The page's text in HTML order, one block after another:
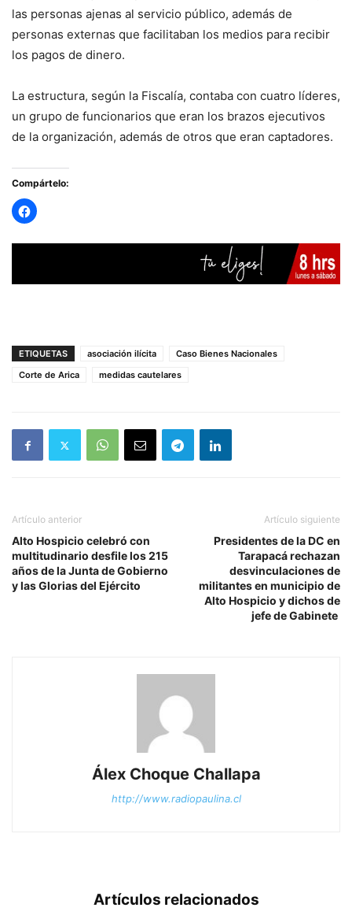
las personas ajenas al servicio público, además de
personas externas que facilitaban los medios para recibir
los pagos de dinero.
La estructura, según la Fiscalía, contaba con cuatro líderes,
un grupo de funcionarios que eran los brazos ejecutivos
de la organización, además de otros que eran captadores.
Compártelo:
ETIQUETAS asociación ilícita
Caso Bienes Nacionales
Corte de Arica
medidas cautelares
Artículo anterior
Alto Hospicio celebró con
multitudinario desfile los 215
años de la Junta de Gobierno
y las Glorias del Ejército
Artículo siguiente
Presidentes de la DC en
Tarapacá rechazan
desvinculaciones de
militantes en municipio de
Alto Hospicio y dichos de
jefe de Gabinete
Álex Choque Challapa
http://www.radiopaulina.cl
Artículos relacionados